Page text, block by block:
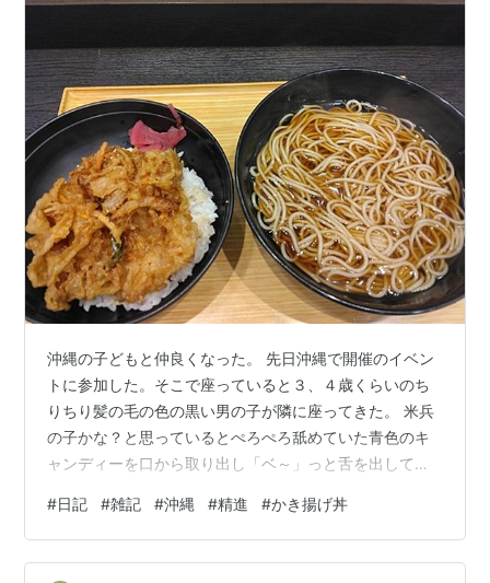
沖縄の子どもと仲良くなった。 先日沖縄で開催のイベン
トに参加した。そこで座っていると３、４歳くらいのち
りちり髪の毛の色の黒い男の子が隣に座ってきた。 米兵
の子かな？と思っているとぺろぺろ舐めていた青色のキ
ャンディーを口から取り出し「ベ～」っと舌を出して見
度も「べ～」した。 放っておくと「えいさ～」ほにゃら
らと言いながらその場で踊りだした。あぁこれが有名な
沖縄のえいさ～なのか初めて見たなぁ。 日本語わかるん
#日記 #雑記 #沖縄 #精進 #かき揚げ丼